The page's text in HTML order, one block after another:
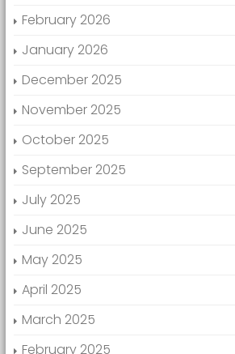
February 2026
January 2026
December 2025
November 2025
October 2025
September 2025
July 2025
June 2025
May 2025
April 2025
March 2025
February 2025